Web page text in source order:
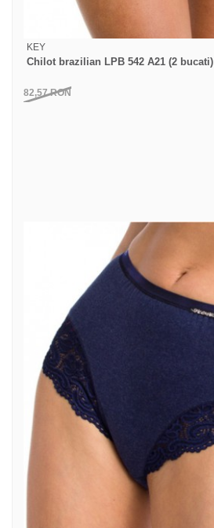
KEY
Chilot brazilian LPB 542 A21 (2 bucati)
82,57RON